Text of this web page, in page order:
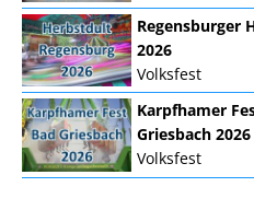
Regensburger
2026
Volksfest
Karpfhamer
Griesbach 2026
Volksfest